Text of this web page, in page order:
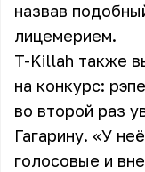
назвав
лицемерием.
T-Killah также
на конкурс:
во второй раз
Гагарину. «У
голосовые и